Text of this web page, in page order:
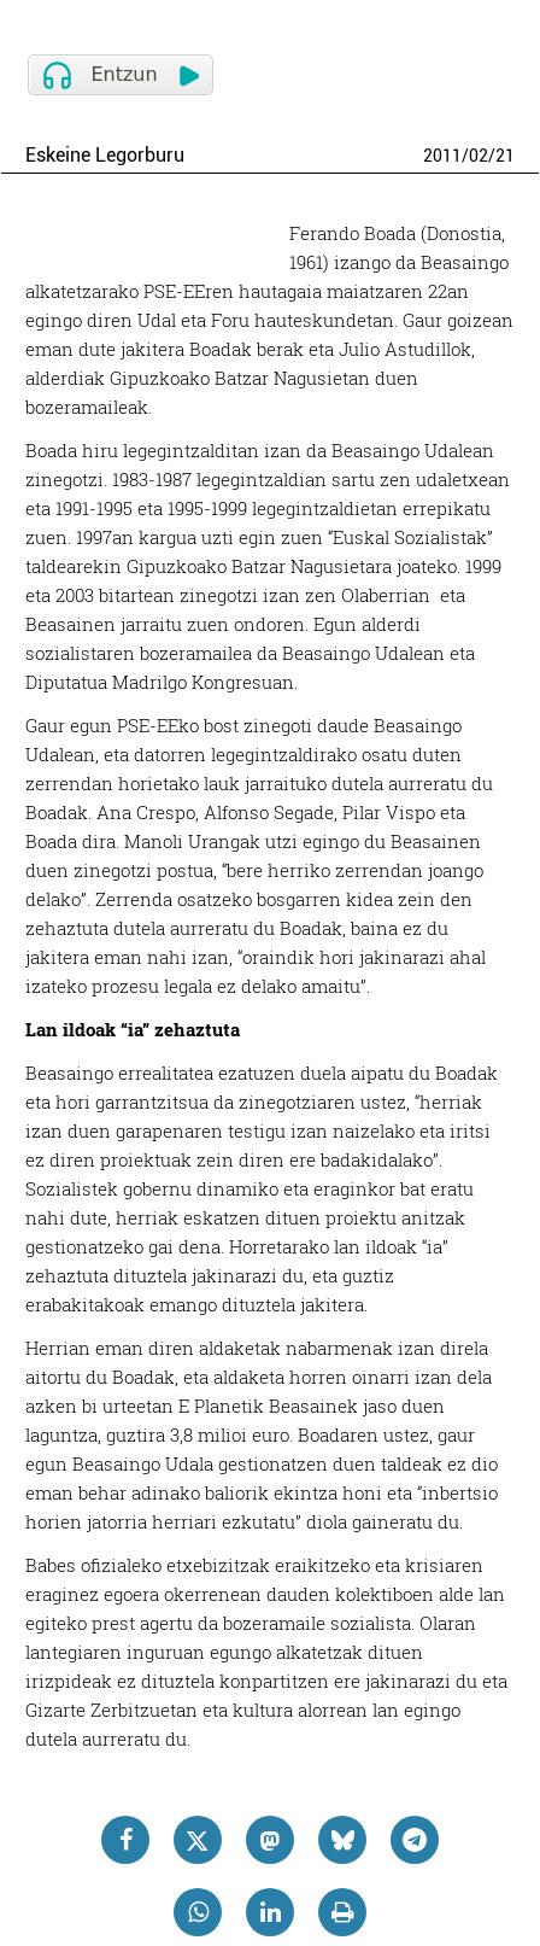
Eskeine Legorburu 2011/02/21
Ferando Boada (Donostia,
1961) izango da Beasaingo
alkatetzarako PSE-EEren hautagaia maiatzaren 22an
egingo diren Udal eta Foru hauteskundetan. Gaur goizean
eman dute jakitera Boadak berak eta Julio Astudillok,
alderdiak Gipuzkoako Batzar Nagusietan duen
bozeramaileak.
Boada hiru legegintzalditan izan da Beasaingo Udalean
zinegotzi. 1983-1987 legegintzaldian sartu zen udaletxean
eta 1991-1995 eta 1995-1999 legegintzaldietan errepikatu
zuen. 1997an kargua uzti egin zuen “Euskal Sozialistak”
taldearekin Gipuzkoako Batzar Nagusietara joateko. 1999
eta 2003 bitartean zinegotzi izan zen Olaberrian eta
Beasainen jarraitu zuen ondoren. Egun alderdi
sozialistaren bozeramailea da Beasaingo Udalean eta
Diputatua Madrilgo Kongresuan.
Gaur egun PSE-EEko bost zinegoti daude Beasaingo
Udalean, eta datorren legegintzaldirako osatu duten
zerrendan horietako lauk jarraituko dutela aurreratu du
Boadak. Ana Crespo, Alfonso Segade, Pilar Vispo eta
Boada dira. Manoli Urangak utzi egingo du Beasainen
duen zinegotzi postua, “bere herriko zerrendan joango
delako”. Zerrenda osatzeko bosgarren kidea zein den
zehaztuta dutela aurreratu du Boadak, baina ez du
jakitera eman nahi izan, “oraindik hori jakinarazi ahal
izateko prozesu legala ez delako amaitu”.
Lan ildoak “ia” zehaztuta
Beasaingo errealitatea ezatuzen duela aipatu du Boadak
eta hori garrantzitsua da zinegotziaren ustez, “herriak
izan duen garapenaren testigu izan naizelako eta iritsi
ez diren proiektuak zein diren ere badakidalako”.
Sozialistek gobernu dinamiko eta eraginkor bat eratu
nahi dute, herriak eskatzen dituen proiektu anitzak
gestionatzeko gai dena. Horretarako lan ildoak “ia”
zehaztuta dituztela jakinarazi du, eta guztiz
erabakitakoak emango dituztela jakitera.
Herrian eman diren aldaketak nabarmenak izan direla
aitortu du Boadak, eta aldaketa horren oinarri izan dela
azken bi urteetan E Planetik Beasainek jaso duen
laguntza, guztira 3,8 milioi euro. Boadaren ustez, gaur
egun Beasaingo Udala gestionatzen duen taldeak ez dio
eman behar adinako baliorik ekintza honi eta “inbertsio
horien jatorria herriari ezkutatu” diola gaineratu du.
Babes ofizialeko etxebizitzak eraikitzeko eta krisiaren
eraginez egoera okerrenean dauden kolektiboen alde lan
egiteko prest agertu da bozeramaile sozialista. Olaran
lantegiaren inguruan egungo alkatetzak dituen
irizpideak ez dituztela konpartitzen ere jakinarazi du eta
Gizarte Zerbitzuetan eta kultura alorrean lan egingo
dutela aurreratu du.